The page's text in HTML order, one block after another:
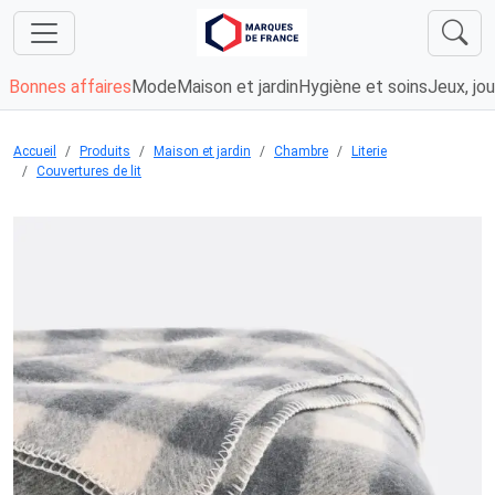
Bonnes affaires Mode Maison et jardin Hygiène et soinsJeux,
Accueil Produits Maison et jardin Chambre
Literie
Couvertures de lit